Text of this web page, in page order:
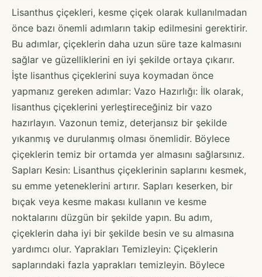
Lisanthus çiçekleri, kesme çiçek olarak kullanılmadan
önce bazı önemli adımların takip edilmesini gerektirir.
Bu adımlar, çiçeklerin daha uzun süre taze kalmasını
sağlar ve güzelliklerini en iyi şekilde ortaya çıkarır.
İşte lisanthus çiçeklerini suya koymadan önce
yapmanız gereken adımlar: Vazo Hazırlığı: İlk olarak,
lisanthus çiçeklerini yerleştireceğiniz bir vazo
hazırlayın. Vazonun temiz, deterjansız bir şekilde
yıkanmış ve durulanmış olması önemlidir. Böylece
çiçeklerin temiz bir ortamda yer almasını sağlarsınız.
Sapları Kesin: Lisanthus çiçeklerinin saplarını kesmek,
su emme yeteneklerini artırır. Sapları keserken, bir
bıçak veya kesme makası kullanın ve kesme
noktalarını düzgün bir şekilde yapın. Bu adım,
çiçeklerin daha iyi bir şekilde besin ve su almasına
yardımcı olur. Yaprakları Temizleyin: Çiçeklerin
saplarındaki fazla yaprakları temizleyin. Böylece